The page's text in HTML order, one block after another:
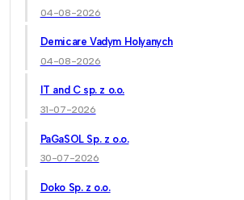
04-08-2026
Demicare Vadym Holyanych
04-08-2026
IT and C sp. z o.o.
31-07-2026
PaGaSOL Sp. z o.o.
30-07-2026
Doko Sp. z o.o.